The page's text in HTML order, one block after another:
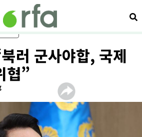
검
러 군사야합, 국제
협”